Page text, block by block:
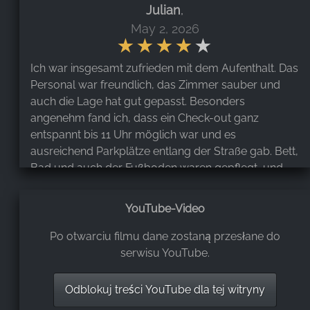
Julian,
May 2, 2026
Ich war insgesamt zufrieden mit dem Aufenthalt. Das
Personal war freundlich, das Zimmer sauber und
auch die Lage hat gut gepasst. Besonders
angenehm fand ich, dass ein Check-out ganz
entspannt bis 11 Uhr möglich war und es
ausreichend Parkplätze entlang der Straße gab. Bett,
Bad und auch der Fußboden waren gepflegt, und
angenehm. Ein paar Dinge haben aber schon
später Anreise wirklich unpraktisch, vor allem wenn
man die Sommertage für Ausflüge nutzen will. Das
Klimaanlage war es dadurch ziemlich warm.
YouTube-Video
Po otwarciu filmu dane zostaną przesłane do
serwisu YouTube.
Odblokuj treści YouTube dla tej witryny